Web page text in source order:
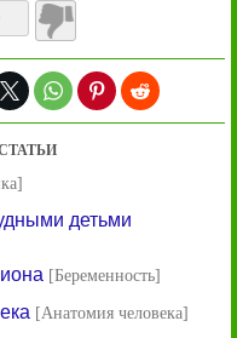
детьми
[Беременность]
[Анатомия человека]